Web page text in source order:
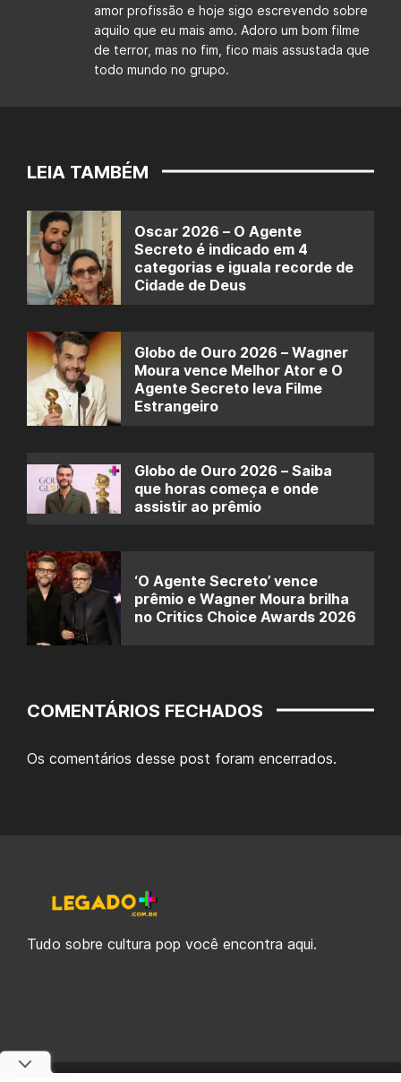
amor profissão e hoje sigo escrevendo sobre
aquilo que eu mais amo. Adoro um bom filme
de terror, mas no fim, fico mais assustada que
todo mundo no grupo.
LEIA TAMBÉM
Oscar 2026 – O Agente
Secreto é indicado em 4
categorias e iguala recorde de
Cidade de Deus
Globo de Ouro 2026 – Wagner
Moura vence Melhor Ator e O
Agente Secreto leva Filme
Estrangeiro
Globo de Ouro 2026 – Saiba
que horas começa e onde
assistir ao prêmio
‘O Agente Secreto’ vence
prêmio e Wagner Moura brilha
no Critics Choice Awards 2026
COMENTÁRIOS FECHADOS
Os comentários desse post foram encerrados.
Tudo sobre cultura pop você encontra aqui.